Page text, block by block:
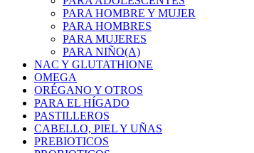
PARA HOMBRE Y MUJER
PARA HOMBRES
PARA MUJERES
PARA NIÑO(A)
NAC Y GLUTATHIONE
OMEGA
ORÉGANO Y OTROS
PARA EL HÍGADO
PASTILLEROS
CABELLO, PIEL Y UÑAS
PREBIOTICOS